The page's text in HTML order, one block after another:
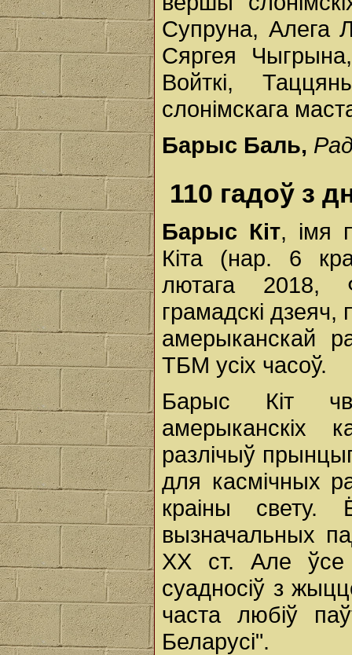
Супруна, Алега
Сяргея
Войткі,
слонімскага
Барыс Баль,
110 гадоў з
Барыс Кіт, імя
Кіта (нар. 6
лютага 2018,
грамадскі дзеяч,
амерыканскай
ТБМ усіх часоў.
Барыс Кіт
амерыканскіх
разлічыў
для касмічных
краіны свету.
вызначальных
XX ст. Але ўсе
суадносіў з
часта любіў
Беларусі".